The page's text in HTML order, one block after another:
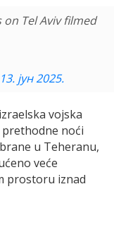
Tel Aviv filmed
13. јун 2025.
vojska
noći
u Teheranu,
veće
prostoru iznad